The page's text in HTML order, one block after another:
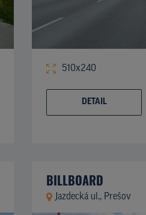
510x240
DETAIL
BILLBOARD
Jazdecká ul., Prešov